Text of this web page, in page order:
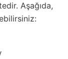
Aşağıda,